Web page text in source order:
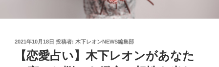
投
2021年10月18日 投稿者: 木下レオンNEWS編集部
【恋愛占い】木下レオンがあなた